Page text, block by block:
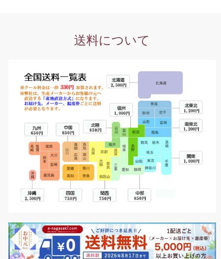
送料について